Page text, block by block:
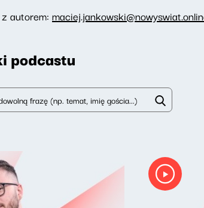
autorem:
podcastu